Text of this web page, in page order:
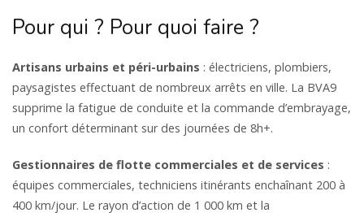
Pour qui ? Pour quoi faire ?
Artisans urbains et péri-urbains : électriciens, plombiers,
paysagistes effectuant de nombreux arrêts en ville. La BVA9
supprime la fatigue de conduite et la commande d’embrayage,
un confort déterminant sur des journées de 8h+.
Gestionnaires de flotte commerciales et de services :
équipes commerciales, techniciens itinérants enchaînant 200 à
400 km/jour. Le rayon d’action de 1 000 km et la